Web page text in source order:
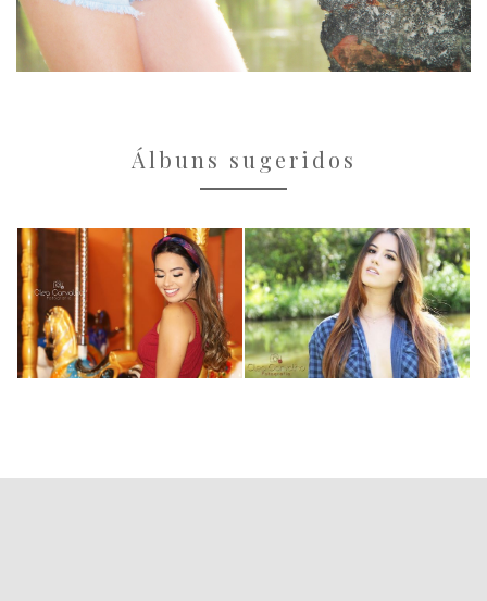
Álbuns sugeridos
Ensaios Femininos
Camila
2337
Ensaios Femininos
Feminino 1
2307